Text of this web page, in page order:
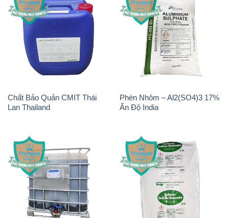
Chất Bảo Quản CMIT Thái
Lan Thailand
Phèn Nhôm – Al2(SO4)3 17%
Ấn Độ India